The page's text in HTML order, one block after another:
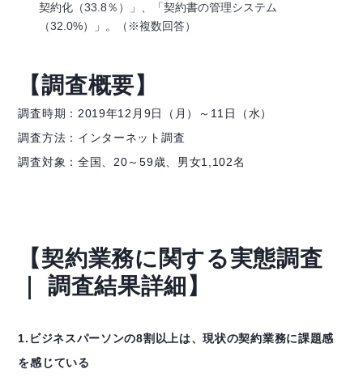
契約化（33.8％）」、「契約書の管理システム
（32.0%）」。（※複数回答）
【調査概要】
調査時期：2019年12月9日（月）～11日（水）
調査方法：インターネット調査
調査対象：全国、20～59歳、男女1,102名
【契約業務に関する実態調査
｜ 調査結果詳細】
1.ビジネスパーソンの8割以上は、現状の契約業務に課題感
を感じている